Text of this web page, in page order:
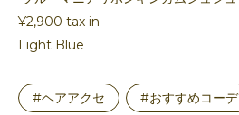
¥2,900 tax in
Light Blue
#ヘアアクセ #おすすめコーデ